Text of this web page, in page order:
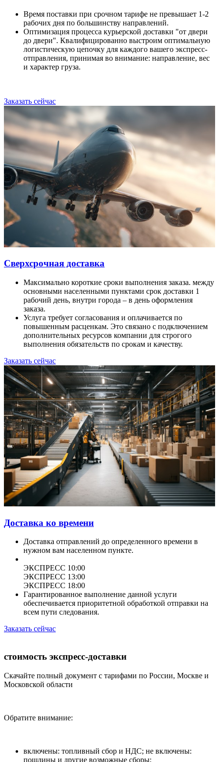
Время поставки при срочном тарифе не превышает 1-2
рабочих дня по большинству направлений.
Оптимизация процесса курьерской доставки "от двери
до двери". Квалифицированно выстроим оптимальную
логистическую цепочку для каждого вашего экспресс-
отправления, принимая во внимание: направление, вес
и характер груза.
Заказать сейчас
Сверхсрочная доставка
Максимально короткие сроки выполнения заказа. между
основными населенными пунктами срок доставки 1
рабочий день, внутри города – в день оформления
заказа.
Услуга требует согласования и оплачивается по
повышенным расценкам. Это связано с подключением
дополнительных ресурсов компании для строгого
выполнения обязательств по срокам и качеству.
Заказать сейчас
Доставка ко времени
Доставка отправлений до определенного времени в
нужном вам населенном пункте.
ЭКСПРЕСС 10:00
ЭКСПРЕСС 13:00
ЭКСПРЕСС 18:00
Гарантированное выполнение данной услуги
обеспечивается приоритетной обработкой отправки на
всем пути следования.
Заказать сейчас
стоимость экспресс-доставки
Скачайте полный документ с тарифами по России, Москве и
Московской области
Обратите внимание:
включены: топливный сбор и НДС; не включены:
пошлины и другие возможные сборы;